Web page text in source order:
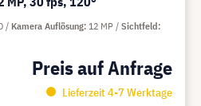
Preis auf Anfrage
Lieferzeit 4-7 Werktage
Kamera Auflösung 12 MP
Sichtfeld